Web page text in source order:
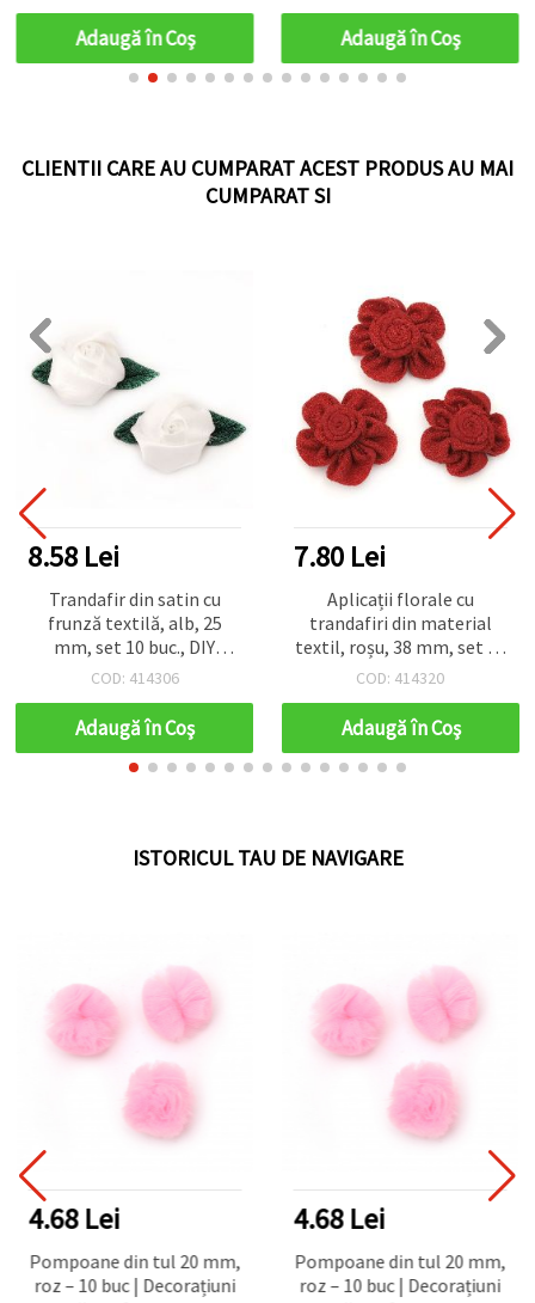
sărbători, ținute de iarnă
și accesorii vesele
Adaugă în Coş Adaugă în Coş
CLIENTII CARE AU CUMPARAT ACEST PRODUS AU MAI
CUMPARAT SI
7.80 Lei
Aplicații florale cu
trandafiri din material
textil, roșu, 38 mm, set de
5 buc – accesorii craft
decor nuntă și
scrapbooking
COD: 414320
Adaugă în Coş
7.80 Lei
Trandafiri decorativi albi
din material textil, 38 mm
- set 5 buc., ornamente
craft pentru diademe,
scrapbooking și decor DIY
COD: 414319
Adaugă în Coş
ISTORICUL TAU DE NAVIGARE
4.68 Lei
Pompoane din tul 20 mm,
roz – 10 buc | Decorațiuni
4.68 Lei
Pompoane din tul 20 mm,
roz – 10 buc | Decorațiuni